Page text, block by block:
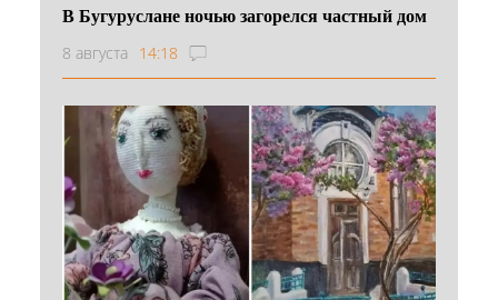
В Бугуруслане ночью загорелся частный дом
8 августа 14:18